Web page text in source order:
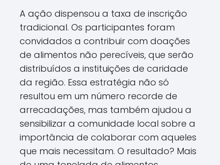
A ação dispensou a taxa de inscrição
tradicional. Os participantes foram
convidados a contribuir com doações
de alimentos não perecíveis, que serão
distribuídos a instituições de caridade
da região. Essa estratégia não só
resultou em um número recorde de
arrecadações, mas também ajudou a
sensibilizar a comunidade local sobre a
importância de colaborar com aqueles
que mais necessitam. O resultado? Mais